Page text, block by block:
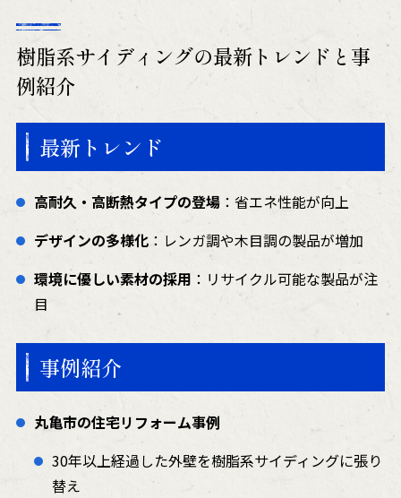
樹脂系サイディングの最新トレンドと事
例紹介
最新トレンド
高耐久・高断熱タイプの登場：省エネ性能が向上
デザインの多様化：レンガ調や木目調の製品が増加
環境に優しい素材の採用 ：リサイクル可能な製品が注
目
事例紹介
丸亀市の住宅リフォーム事例
30年以上経過した外壁を樹脂系サイディングに張り
替え